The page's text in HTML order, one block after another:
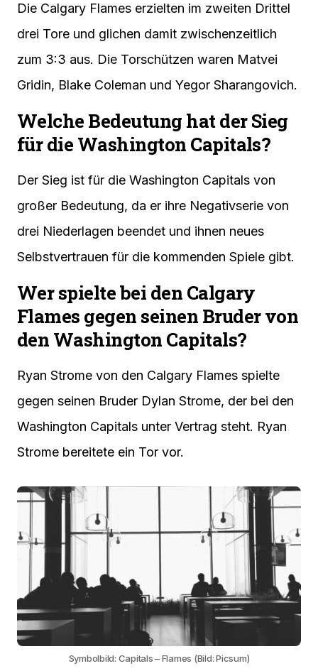
Die Calgary Flames erzielten im zweiten Drittel
drei Tore und glichen damit zwischenzeitlich
zum 3:3 aus. Die Torschützen waren Matvei
Gridin, Blake Coleman und Yegor Sharangovich.
Welche Bedeutung hat der Sieg
für die Washington Capitals?
Der Sieg ist für die Washington Capitals von
großer Bedeutung, da er ihre Negativserie von
drei Niederlagen beendet und ihnen neues
Selbstvertrauen für die kommenden Spiele gibt.
Wer spielte bei den Calgary
Flames gegen seinen Bruder von
den Washington Capitals?
Ryan Strome von den Calgary Flames spielte
gegen seinen Bruder Dylan Strome, der bei den
Washington Capitals unter Vertrag steht. Ryan
Strome bereitete ein Tor vor.
Symbolbild: Capitals – Flames (Bild: Picsum)